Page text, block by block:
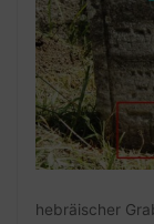
hebräischer